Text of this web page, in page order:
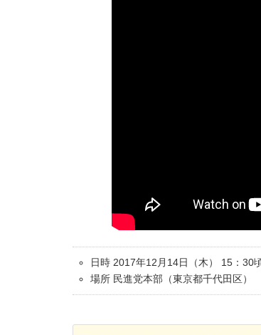
日時 2017年12月14日（木） 15：30
場所 民進党本部（東京都千代田区）